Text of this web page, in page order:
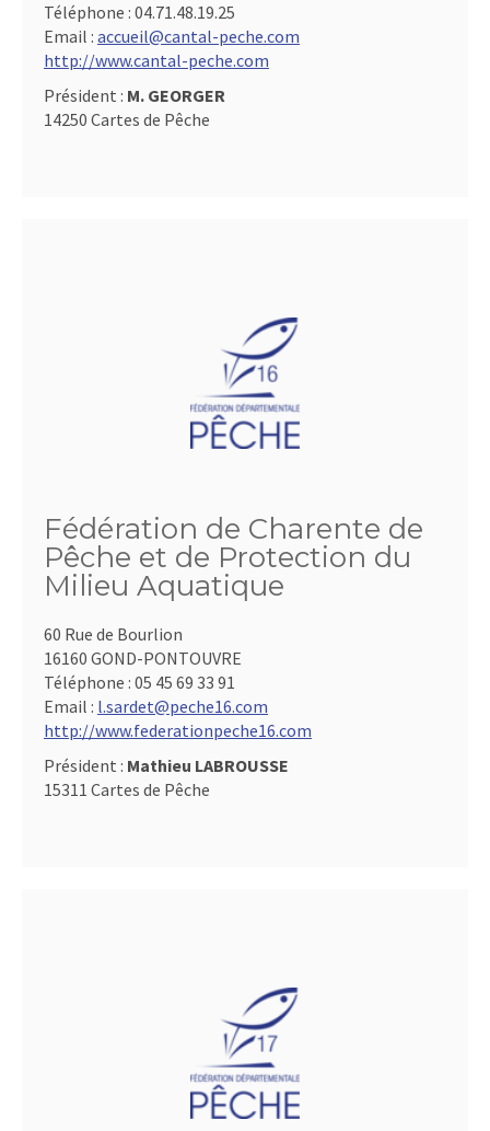
Téléphone : 04.71.48.19.25
Email : accueil@cantal-peche.com
http://www.cantal-peche.com
Président : M. GEORGER
14250 Cartes de Pêche
Fédération de Charente de
Pêche et de Protection du
Milieu Aquatique
60 Rue de Bourlion
16160 GOND-PONTOUVRE
Téléphone : 05 45 69 33 91
Email : l.sardet@peche16.com
http://www.federationpeche16.com
Président : Mathieu LABROUSSE
15311 Cartes de Pêche